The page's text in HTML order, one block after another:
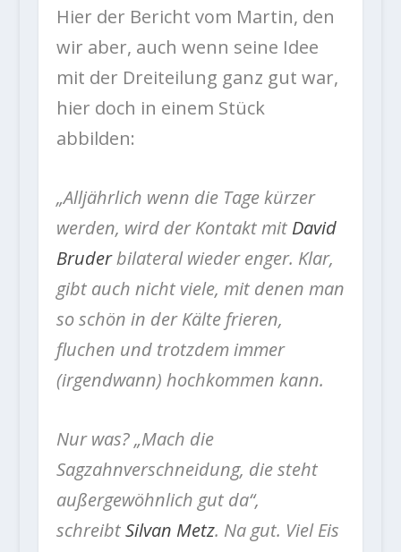
Hier der Bericht vom Martin, den
wir aber, auch wenn seine Idee
mit der Dreiteilung ganz gut war,
hier doch in einem Stück
abbilden:
„Alljährlich wenn die Tage kürzer
werden, wird der Kontakt mit David
Bruderbilateral wieder enger. Klar,
gibt auch nicht viele, mit denen man
so schön in der Kälte frieren,
fluchen und trotzdem immer
(irgendwann) hochkommen kann.
Nur was? „Mach die
Sagzahnverschneidung, die steht
außergewöhnlich gut da“,
schreibtSilvan Metz. Na gut. Viel Eis